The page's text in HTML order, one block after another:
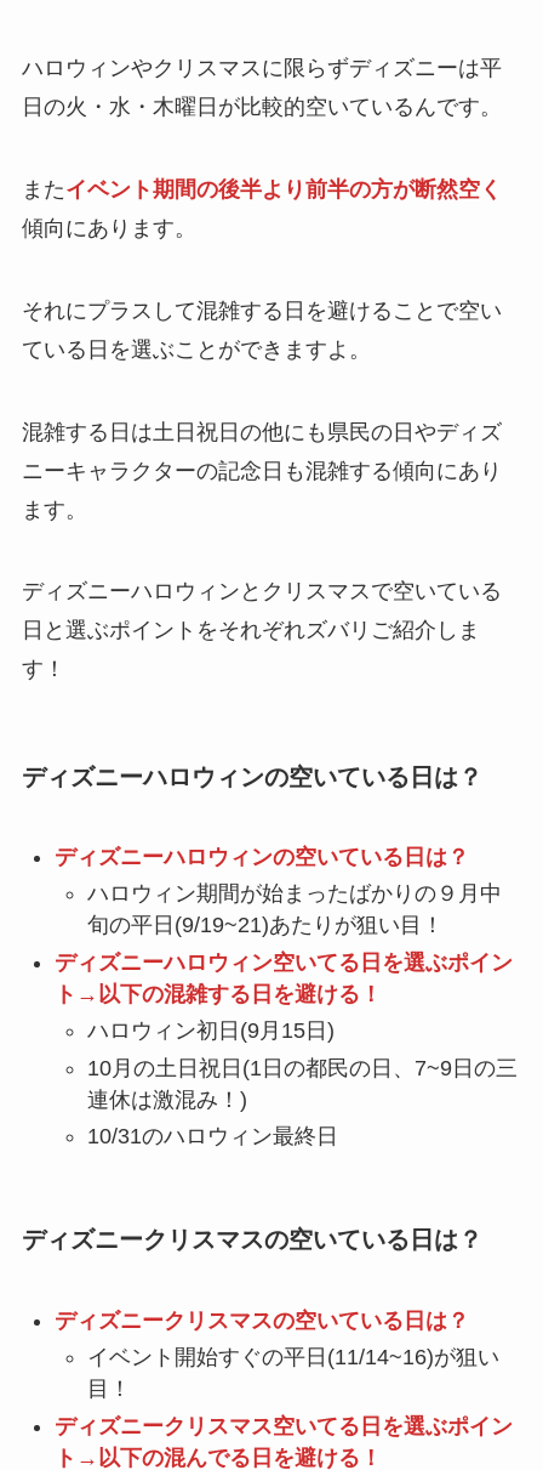
ハロウィンやクリスマスに限らずディズニーは平
日の火・水・木曜日が比較的空いている んです。
またイベント期間の後半より前半の方が断然空く
傾向にあります。
それにプラスして混雑する日を避けることで空い
ている日を選ぶことができますよ。
混雑する日は土日祝日の他にも県民の日やディズ
ニーキャラクターの記念日も混雑する傾向にあり
ます。
ディズニーハロウィンとクリスマスで空いている
日と選ぶポイントをそれぞれズバリご紹介しま
す！
ディズニーハロウィンの空いている日は？
ディズニーハロウィンの空いている日は？
ハロウィン期間が始まったばかりの９月中
旬の平日(9/19~21)あたりが狙い目！
ディズニーハロウィン空いてる日を選ぶポイン
ト→以下の混雑する日を避ける！
ハロウィン初日(9月15日)
10月の土日祝日(1日の都民の日、7~9日の三
連休は激混み！)
10/31のハロウィン最終日
ディズニークリスマスの空いている日は？
ディズニークリスマスの空いている日は？
イベント開始すぐの平日(11/14~16)が狙い
目！
ディズニークリスマス空いてる日を選ぶポイン
ト→以下の混んでる日を避ける！